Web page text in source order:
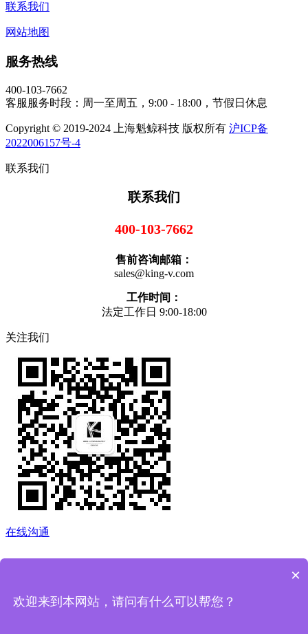
联系我们
网站地图
服务热线
400-103-7662
客服服务时段：周一至周五，9:00 - 18:00，节假日休息
Copyright © 2019-2024 上海魁鲸科技 版权所有 沪ICP备
2022006157号-4
联系我们
联系我们
400-103-7662
售前咨询邮箱：
sales@king-v.com
工作时间：
法定工作日 9:00-18:00
关注我们
在线沟通
×
欢迎来到本网站，请问有什么可以帮您？